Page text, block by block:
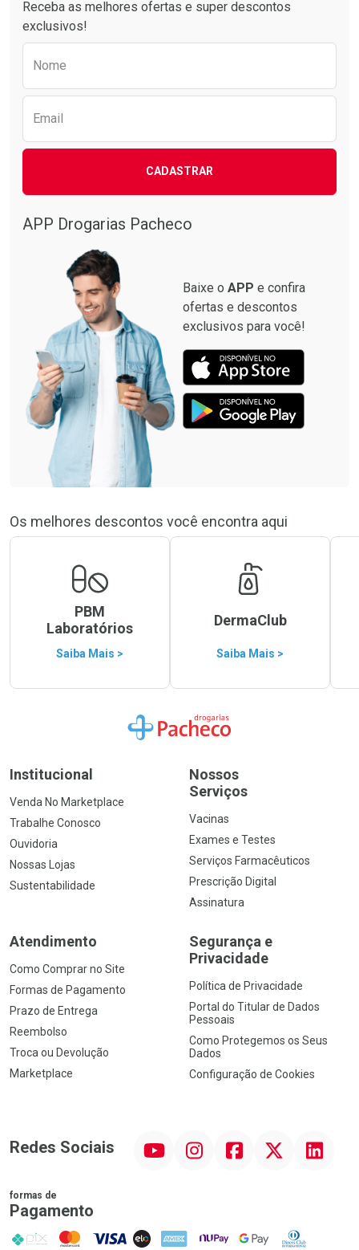
Receba as melhores ofertas e super descontos
exclusivos!
Nome
Email
CADASTRAR
APP Drogarias Pacheco
Baixe o APP e confira
ofertas e descontos
exclusivos para você!
Os melhores descontos você encontra aqui
PBM
Laboratórios
Saiba Mais >
DermaClub
Saiba Mais >
Ir para a Home
Institucional
Venda No Marketplace
Trabalhe Conosco
Ouvidoria
Nossas Lojas
Sustentabilidade
Nossos
Serviços
Vacinas
Exames e Testes
Serviços Farmacêuticos
Prescrição Digital
Assinatura
Atendimento
Como Comprar no Site
Formas de Pagamento
Prazo de Entrega
Reembolso
Troca ou Devolução
Marketplace
Segurança e
Privacidade
Política de Privacidade
Portal do Titular de Dados
Pessoais
Como Protegemos os Seus
Dados
Configuração de Cookies
Redes Sociais InstagramFacebook Linkedin
formas de
Pagamento
PIX MasterCard
VISA ELO AMEX NuPay Google PayDiners Club